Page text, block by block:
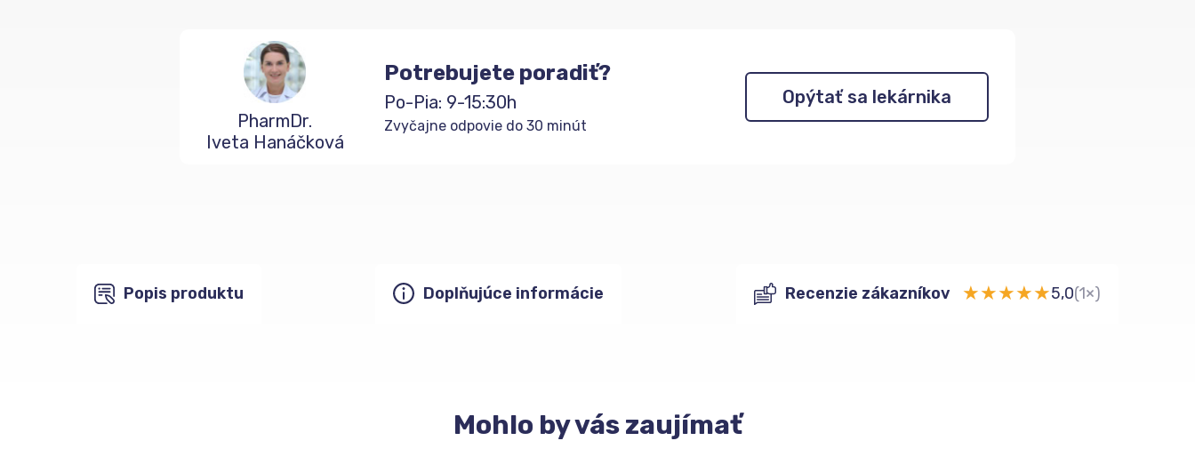
PharmDr.
Iveta Hanáčková
Potrebujete poradiť?
Po-Pia: 9-15:30h
Zvyčajne odpovie do 30 minút
Opýtať sa lekárnika
Popis produktu Doplňujúce informácie Recenzie zákazníkov ★★★★★5,0(1×)
Mohlo by vás zaujímať